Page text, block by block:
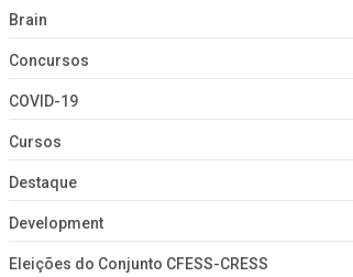
Brain
Concursos
COVID-19
Cursos
Destaque
Development
Eleições do Conjunto CFESS-CRESS